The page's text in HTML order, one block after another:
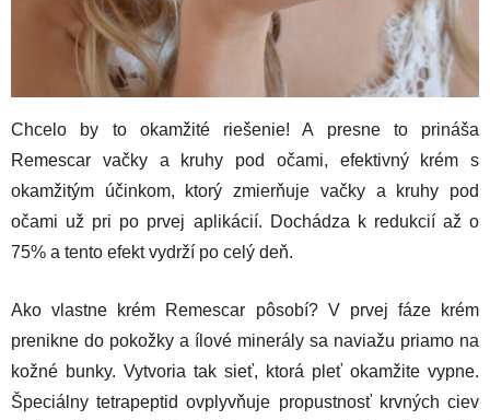
Chcelo by to okamžité riešenie! A presne to prináša
Remescar vačky a kruhy pod očami, efektivný krém s
okamžitým účinkom, ktorý zmierňuje vačky a kruhy pod
očami už pri po prvej aplikácií. Dochádza k redukcií až o
75% a tento efekt vydrží po celý deň.
Ako vlastne krém Remescar pôsobí? V prvej fáze krém
prenikne do pokožky a ílové minerály sa naviažu priamo na
kožné bunky. Vytvoria tak sieť, ktorá pleť okamžite vypne.
Špeciálny tetrapeptid ovplyvňuje propustnosť krvných ciev